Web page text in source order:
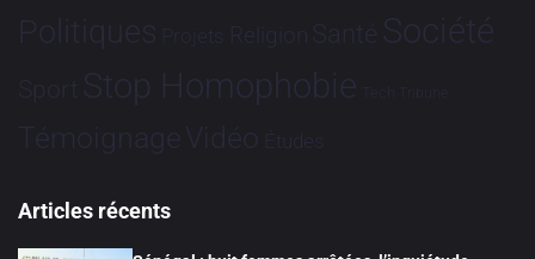
Politiques Projets Religion Santé Société
Sport Stop Homophobie Tech Tribune
TémoignageVidéo Études
Articles récents